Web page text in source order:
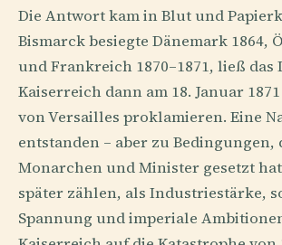
Die Antwort kam in Blut und
Bismarck besiegte Dänemark 1864,
und Frankreich 1870–1871, ließ das
Kaiserreich dann am 18. Januar
von Versailles proklamieren. Eine
entstanden – aber zu Bedingungen,
Monarchen und Minister gesetzt
später zählen, als Industriestärke,
Spannung und imperiale